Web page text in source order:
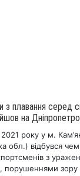
з плавання серед
на
року у м.
обл.) відбувся
з
порушеннями